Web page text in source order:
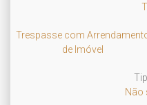
Trespasse com
de Imóvel
Não